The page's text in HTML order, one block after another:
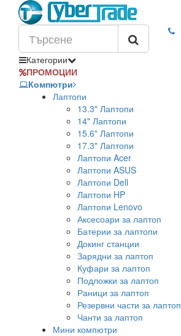
Категории
ПРОМОЦИИ
Компютри
Лаптопи
13.3" Лаптопи
14" Лаптопи
15.6" Лаптопи
17.3" Лаптопи
Лаптопи Acer
Лаптопи ASUS
Лаптопи Dell
Лаптопи HP
Лаптопи Lenovo
Аксесоари за лаптоп
Батерии за лаптопи
Докинг станции
Зарядни за лаптоп
Куфари за лаптоп
Подложки за лаптоп
Раници за лаптоп
Резервни части за лаптоп
Чанти за лаптоп
Мини компютри